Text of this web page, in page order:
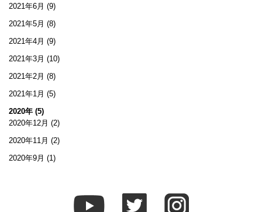
2021年6月 (9)
2021年5月 (8)
2021年4月 (9)
2021年3月 (10)
2021年2月 (8)
2021年1月 (5)
2020年 (5)
2020年12月 (2)
2020年11月 (2)
2020年9月 (1)